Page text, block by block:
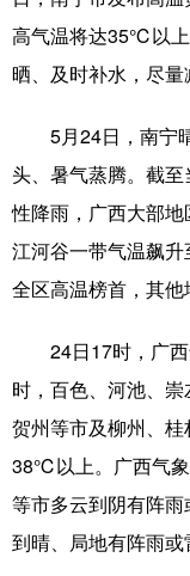
科技
图片
食品
溯源中国
会展
悦读
亚太网
地方频道
北京
高气温将达35℃以
晒、及时补水，尽量
5月24日，南宁晴
头、暑气蒸腾。截
性降雨，广西大部
江河谷一带气温飙
全区高温榜首，其
24日17时，广西
时，百色、河池、崇
贺州等市及柳州、
38℃以上。广西气象
等市多云到阴有阵
到晴、局地有阵雨或